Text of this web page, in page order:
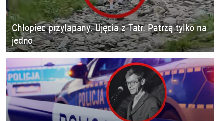
Chłopiec przyłapany. Ujęcia z Tatr. Patrzą tylko na
jedno